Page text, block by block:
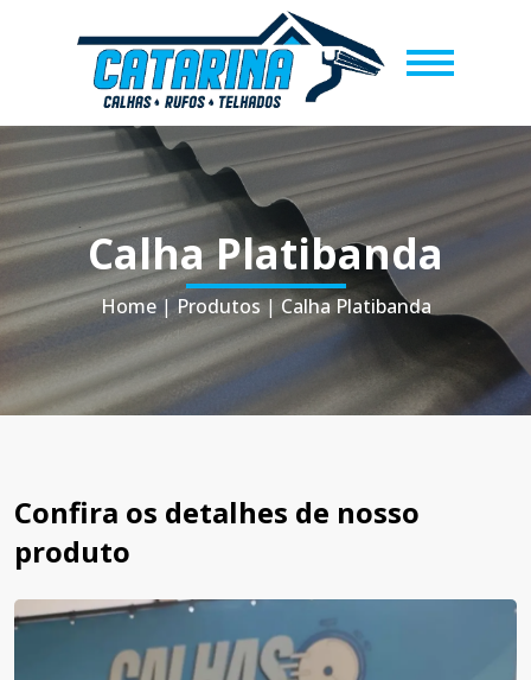
Calha Platibanda
Home| Produtos| Calha Platibanda
Confira os detalhes de nosso
produto